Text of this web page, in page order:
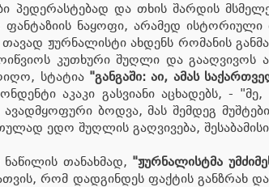
პედერასტებად და თხის შარდის
ნაყოფი, არამედ ისტორიული
ჟურნალისტი ახდენს რომანის
კუთხური შუღლი და გააღვივოს
სტატია "განგაში: აი, ამას
აკაკი გასვიანი აცხადებს, -
ავადმყოფური ბოდვა, მას შემდეგ
ედო შუღლის გაღვივება,
თანახმად, "ჟურნალისტმა
რომ დადგინდეს ფაქტის განზრახ